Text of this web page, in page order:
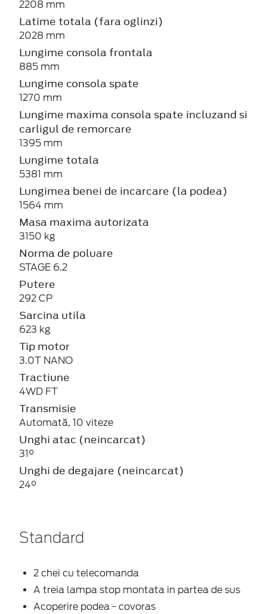
2208 mm
Latime totala (fara oglinzi)
2028 mm
Lungime consola frontala
885 mm
Lungime consola spate
1270 mm
Lungime maxima consola spate incluzand si
carligul de remorcare
1395 mm
Lungime totala
5381 mm
Lungimea benei de incarcare (la podea)
1564 mm
Masa maxima autorizata
3150 kg
Norma de poluare
STAGE 6.2
Putere
292 CP
Sarcina utila
623 kg
Tip motor
3.0T NANO
Tractiune
4WD FT
Transmisie
Automată, 10 viteze
Unghi atac (neincarcat)
31°
Unghi de degajare (neincarcat)
24°
Standard
2 chei cu telecomanda
A treia lampa stop montata in partea de sus
Acoperire podea - covoras